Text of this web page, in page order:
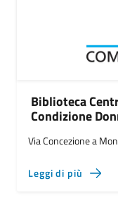
Biblioteca
Condizione
Via Concezione a
Leggi di più